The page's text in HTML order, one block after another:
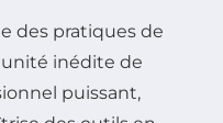
des pratiques de
inédite de
puissant,